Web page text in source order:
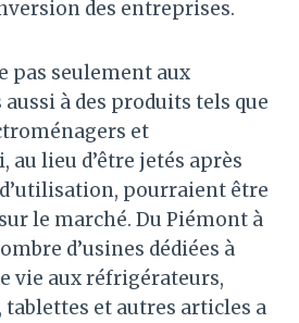
des entreprises.
pas seulement aux
à des produits tels que
et
au lieu d’être jetés après
pourraient être
le marché. Du Piémont à
d’usines dédiées à
vie aux réfrigérateurs,
tablettes et autres articles a